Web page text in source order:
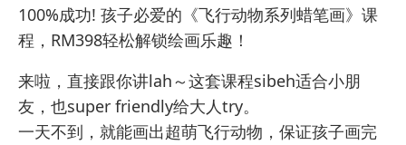
100%成功! 孩子必爱的《飞行动物系列蜡笔画》课
程，RM398轻松解锁绘画乐趣！
来啦，直接跟你讲lah～这套课程sibeh适合小朋
友，也super friendly给大人try。
一天不到，就能画出超萌飞行动物，保证孩子画完